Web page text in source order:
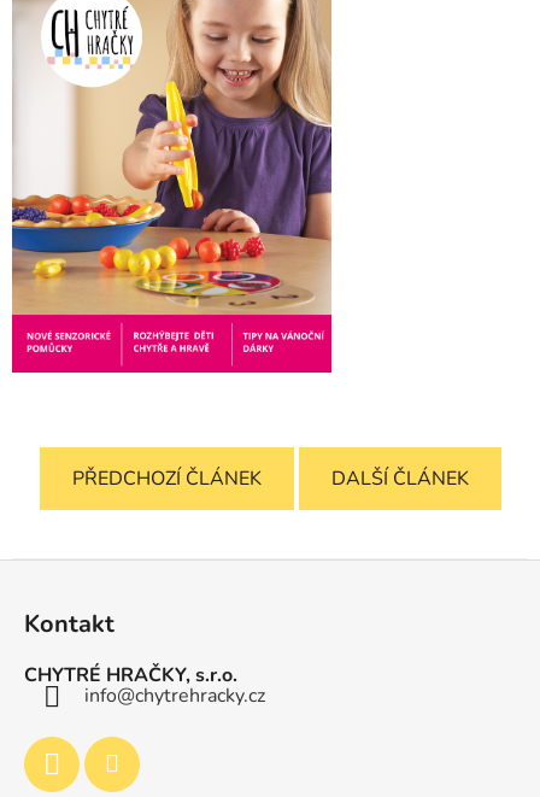
PŘEDCHOZÍ ČLÁNEK DALŠÍ ČLÁNEK
Kontakt
CHYTRÉ HRAČKY, s.r.o.
info@chytrehracky.cz